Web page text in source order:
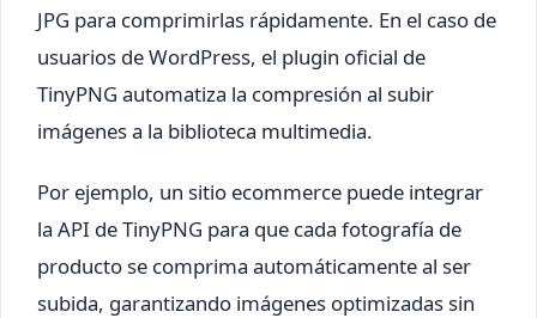
JPG para comprimirlas rápidamente. En el caso de
usuarios de WordPress, el plugin oficial de
TinyPNG automatiza la compresión al subir
imágenes a la biblioteca multimedia.
Por ejemplo, un sitio ecommerce puede integrar
la API de TinyPNG para que cada fotografía de
producto se comprima automáticamente al ser
subida, garantizando imágenes optimizadas sin